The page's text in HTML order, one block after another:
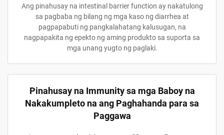
Ang pinahusay na intestinal barrier function ay nakatulong
sa pagbaba ng bilang ng mga kaso ng diarrhea at
pagpapabuti ng pangkalahatang kalusugan, na
nagpapakita ng epekto ng aming produkto sa suporta sa
mga unang yugto ng paglaki.
Pinahusay na Immunity sa mga Baboy na
Nakakumpleto na ang Paghahanda para sa
Paggawa